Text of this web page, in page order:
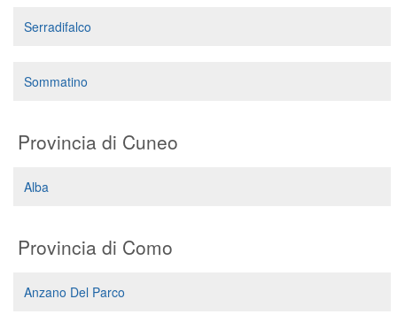
Serradifalco
Sommatino
Provincia di Cuneo
Alba
Provincia di Como
Anzano Del Parco